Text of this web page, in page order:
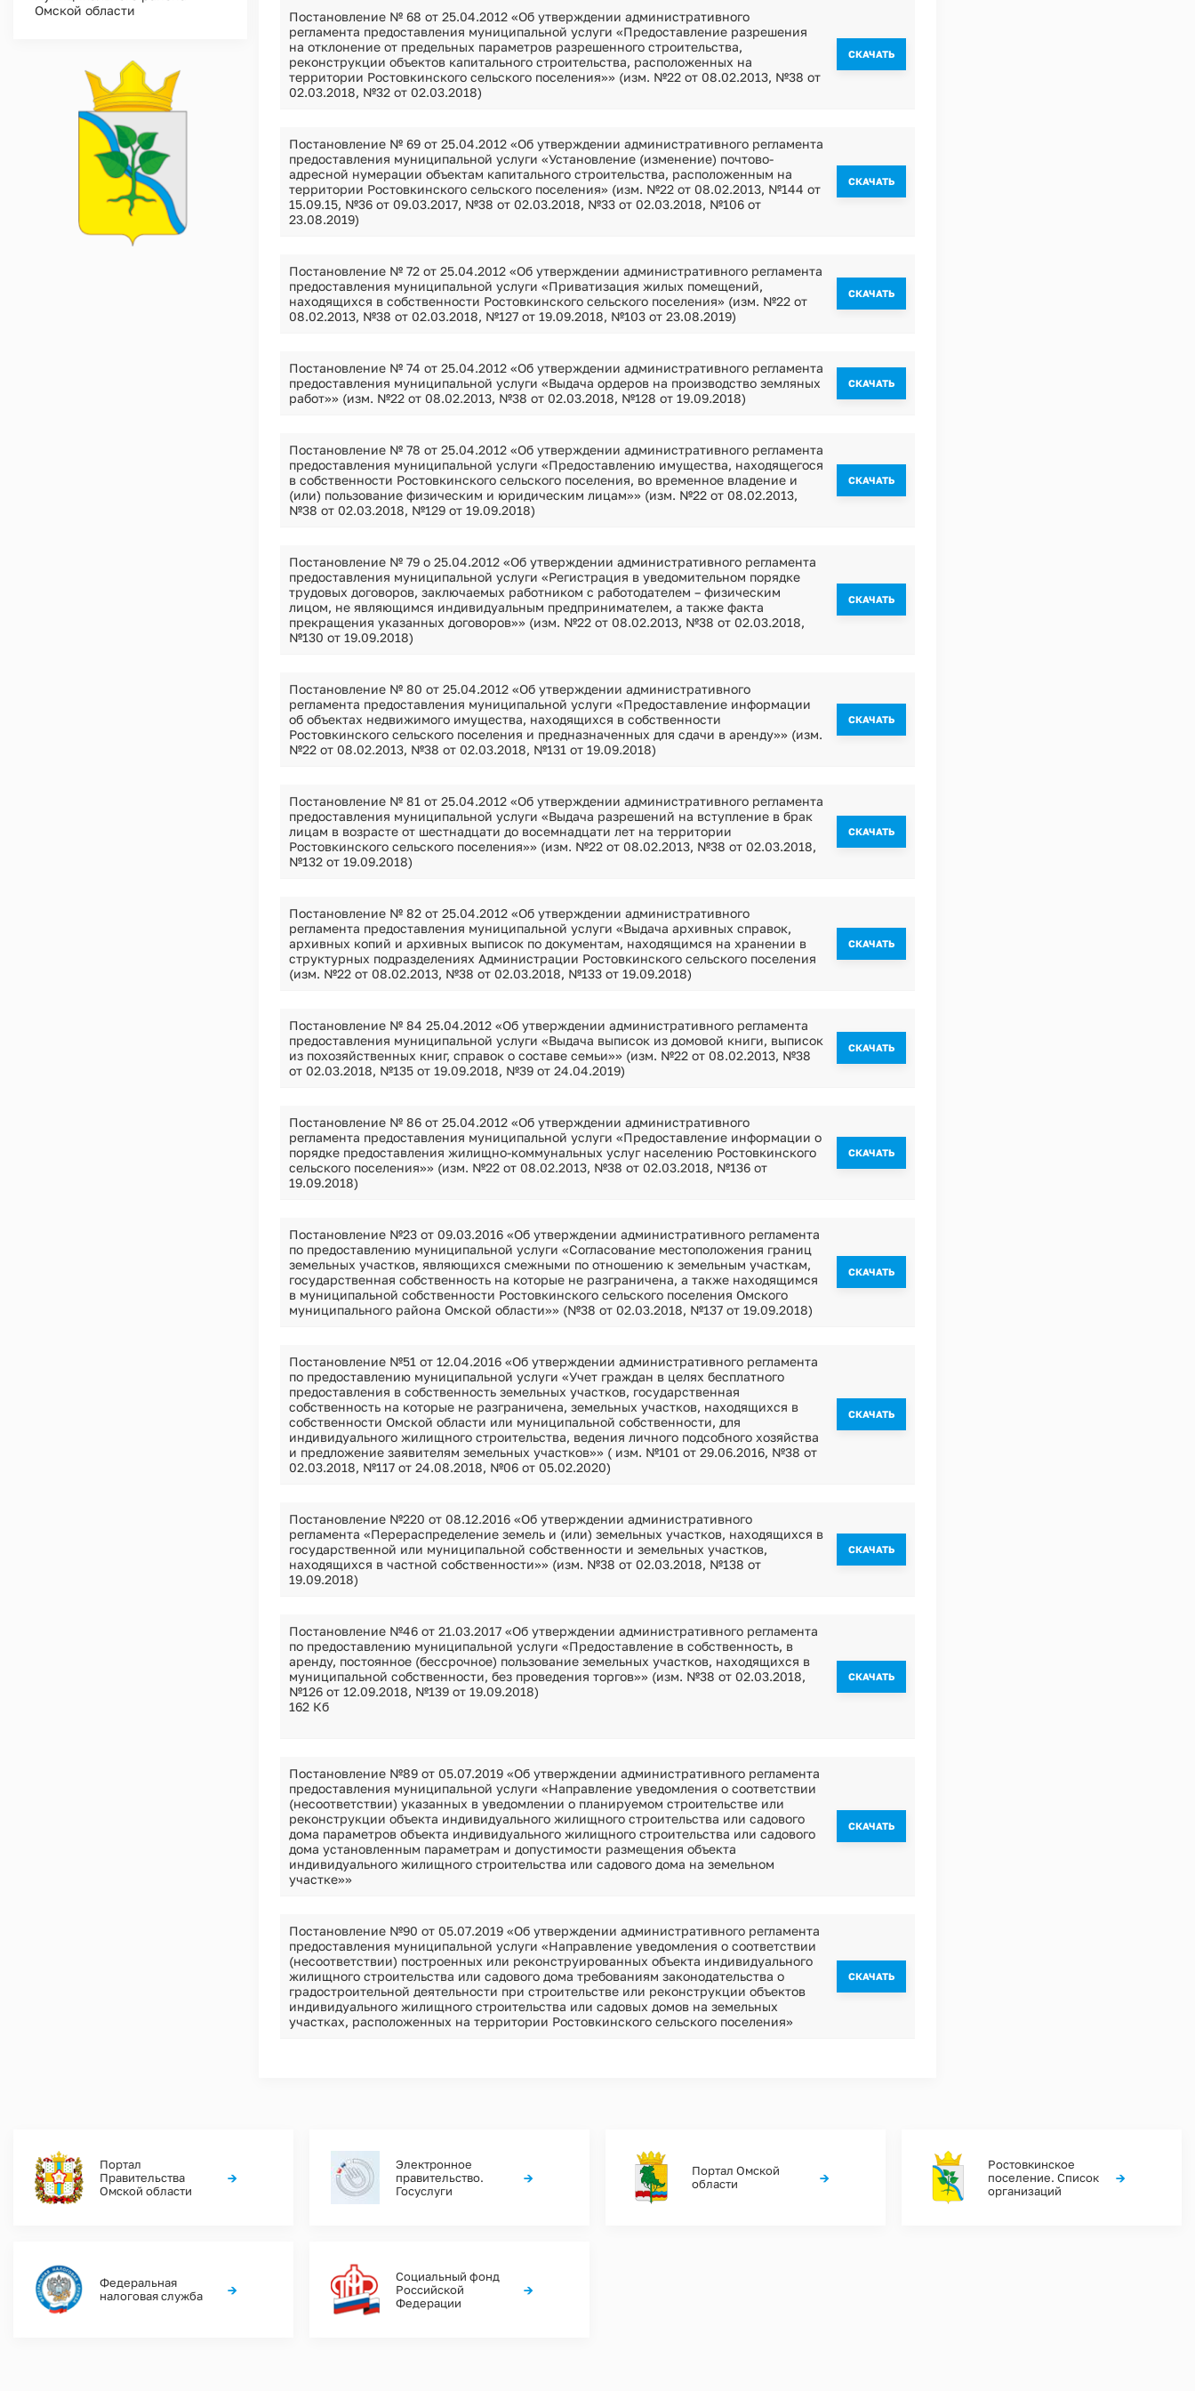
Омской области
Постановление № 68 от 25.04.2012 «Об утверждении административного
регламента предоставления муниципальной услуги «Предоставление разрешения
на отклонение от предельных параметров разрешенного строительства,
реконструкции объектов капитального строительства, расположенных на
территории Ростовкинского сельского поселения»» (изм. №22 от 08.02.2013, №38 от
02.03.2018, №32 от 02.03.2018)
CКАЧАТЬ
Постановление № 69 от 25.04.2012 «Об утверждении административного регламента
предоставления муниципальной услуги «Установление (изменение) почтово-
адресной нумерации объектам капитального строительства, расположенным на
территории Ростовкинского сельского поселения» (изм. №22 от 08.02.2013, №144 от
15.09.15, №36 от 09.03.2017, №38 от 02.03.2018, №33 от 02.03.2018, №106 от
23.08.2019)
CКАЧАТЬ
Постановление № 72 от 25.04.2012 «Об утверждении административного регламента
предоставления муниципальной услуги «Приватизация жилых помещений,
находящихся в собственности Ростовкинского сельского поселения» (изм. №22 от
08.02.2013, №38 от 02.03.2018, №127 от 19.09.2018, №103 от 23.08.2019)
CКАЧАТЬ
Постановление № 74 от 25.04.2012 «Об утверждении административного регламента
предоставления муниципальной услуги «Выдача ордеров на производство земляных
работ»» (изм. №22 от 08.02.2013, №38 от 02.03.2018, №128 от 19.09.2018)
CКАЧАТЬ
Постановление № 78 от 25.04.2012 «Об утверждении административного регламента
предоставления муниципальной услуги «Предоставлению имущества, находящегося
в собственности Ростовкинского сельского поселения, во временное владение и
(или) пользование физическим и юридическим лицам»» (изм. №22 от 08.02.2013,
№38 от 02.03.2018, №129 от 19.09.2018)
CКАЧАТЬ
Постановление № 79 о 25.04.2012 «Об утверждении административного регламента
предоставления муниципальной услуги «Регистрация в уведомительном порядке
трудовых договоров, заключаемых работником с работодателем – физическим
лицом, не являющимся индивидуальным предпринимателем, а также факта
прекращения указанных договоров»» (изм. №22 от 08.02.2013, №38 от 02.03.2018,
№130 от 19.09.2018)
CКАЧАТЬ
Постановление № 80 от 25.04.2012 «Об утверждении административного
регламента предоставления муниципальной услуги «Предоставление информации
об объектах недвижимого имущества, находящихся в собственности
Ростовкинского сельского поселения и предназначенных для сдачи в аренду»» (изм.
№22 от 08.02.2013, №38 от 02.03.2018, №131 от 19.09.2018)
CКАЧАТЬ
Постановление № 81 от 25.04.2012 «Об утверждении административного регламента
предоставления муниципальной услуги «Выдача разрешений на вступление в брак
лицам в возрасте от шестнадцати до восемнадцати лет на территории
Ростовкинского сельского поселения»» (изм. №22 от 08.02.2013, №38 от 02.03.2018,
№132 от 19.09.2018)
CКАЧАТЬ
Постановление № 82 от 25.04.2012 «Об утверждении административного
регламента предоставления муниципальной услуги «Выдача архивных справок,
архивных копий и архивных выписок по документам, находящимся на хранении в
структурных подразделениях Администрации Ростовкинского сельского поселения
(изм. №22 от 08.02.2013, №38 от 02.03.2018, №133 от 19.09.2018)
CКАЧАТЬ
Постановление № 84 25.04.2012 «Об утверждении административного регламента
предоставления муниципальной услуги «Выдача выписок из домовой книги, выписок
из похозяйственных книг, справок о составе семьи»» (изм. №22 от 08.02.2013, №38
от 02.03.2018, №135 от 19.09.2018, №39 от 24.04.2019)
CКАЧАТЬ
Постановление № 86 от 25.04.2012 «Об утверждении административного
регламента предоставления муниципальной услуги «Предоставление информации о
порядке предоставления жилищно-коммунальных услуг населению Ростовкинского
сельского поселения»» (изм. №22 от 08.02.2013, №38 от 02.03.2018, №136 от
19.09.2018)
CКАЧАТЬ
Постановление №23 от 09.03.2016 «Об утверждении административного регламента
по предоставлению муниципальной услуги «Согласование местоположения границ
земельных участков, являющихся смежными по отношению к земельным участкам,
государственная собственность на которые не разграничена, а также находящимся
в муниципальной собственности Ростовкинского сельского поселения Омского
муниципального района Омской области»» (№38 от 02.03.2018, №137 от 19.09.2018)
CКАЧАТЬ
Постановление №51 от 12.04.2016 «Об утверждении административного регламента
по предоставлению муниципальной услуги «Учет граждан в целях бесплатного
предоставления в собственность земельных участков, государственная
собственность на которые не разграничена, земельных участков, находящихся в
собственности Омской области или муниципальной собственности, для
индивидуального жилищного строительства, ведения личного подсобного хозяйства
и предложение заявителям земельных участков»» ( изм. №101 от 29.06.2016, №38 от
02.03.2018, №117 от 24.08.2018, №06 от 05.02.2020)
CКАЧАТЬ
Постановление №220 от 08.12.2016 «Об утверждении административного
регламента «Перераспределение земель и (или) земельных участков, находящихся в
государственной или муниципальной собственности и земельных участков,
находящихся в частной собственности»» (изм. №38 от 02.03.2018, №138 от
19.09.2018)
CКАЧАТЬ
Постановление №46 от 21.03.2017 «Об утверждении административного регламента
по предоставлению муниципальной услуги «Предоставление в собственность, в
аренду, постоянное (бессрочное) пользование земельных участков, находящихся в
муниципальной собственности, без проведения торгов»» (изм. №38 от 02.03.2018,
№126 от 12.09.2018, №139 от 19.09.2018)
162 Кб
CКАЧАТЬ
Постановление №89 от 05.07.2019 «Об утверждении административного регламента
предоставления муниципальной услуги «Направление уведомления о соответствии
(несоответствии) указанных в уведомлении о планируемом строительстве или
реконструкции объекта индивидуального жилищного строительства или садового
дома параметров объекта индивидуального жилищного строительства или садового
дома установленным параметрам и допустимости размещения объекта
индивидуального жилищного строительства или садового дома на земельном
участке»»
CКАЧАТЬ
Постановление №90 от 05.07.2019 «Об утверждении административного регламента
предоставления муниципальной услуги «Направление уведомления о соответствии
(несоответствии) построенных или реконструированных объекта индивидуального
жилищного строительства или садового дома требованиям законодательства о
градостроительной деятельности при строительстве или реконструкции объектов
индивидуального жилищного строительства или садовых домов на земельных
участках, расположенных на территории Ростовкинского сельского поселения»
CКАЧАТЬ
Портал
Правительства
Омской области
→
Электронное
правительство.
Госуслуги
→
Портал Омской
области
→
Ростовкинское
поселение. Список
организаций
→
Федеральная
налоговая служба
→
Социальный фонд
Российской
Федерации
→